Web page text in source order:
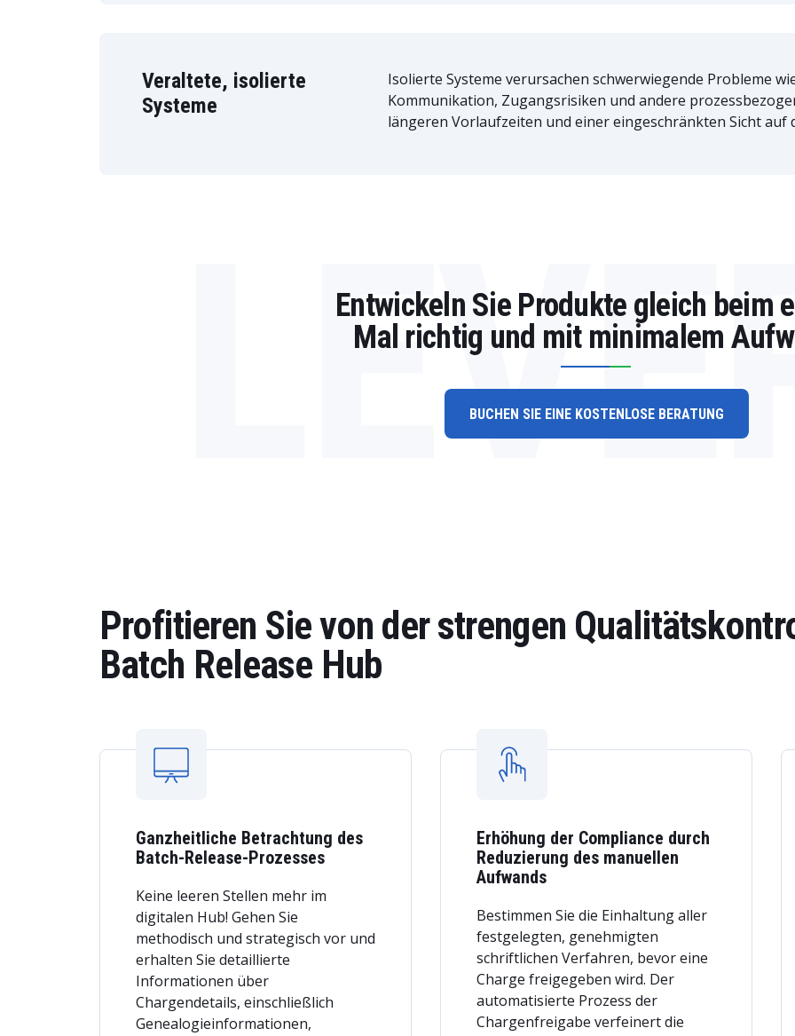
Veraltete, isolierte
Systeme
Isolierte Systeme verursachen schwerwiegende Probleme
Kommunikation, Zugangsrisiken und andere
längeren Vorlaufzeiten und einer eingeschränkten Sicht auf
Entwickeln Sie Produkte gleich beim
Mal richtig und mit minimalem
BUCHEN SIE EINE KOSTENLOSE BERATUNG
Profitieren Sie von der strengen
Batch Release Hub
Ganzheitliche Betrachtung des
Batch-Release-Prozesses
Keine leeren Stellen mehr im
digitalen Hub! Gehen Sie
methodisch und strategisch vor und
erhalten Sie detaillierte
Informationen über
Chargendetails, einschließlich
Genealogieinformationen,
Erhöhung der Compliance durch
Reduzierung des manuellen
Aufwands
Bestimmen Sie die Einhaltung aller
festgelegten, genehmigten
schriftlichen Verfahren, bevor eine
Charge freigegeben wird. Der
automatisierte Prozess der
Chargenfreigabe verfeinert die